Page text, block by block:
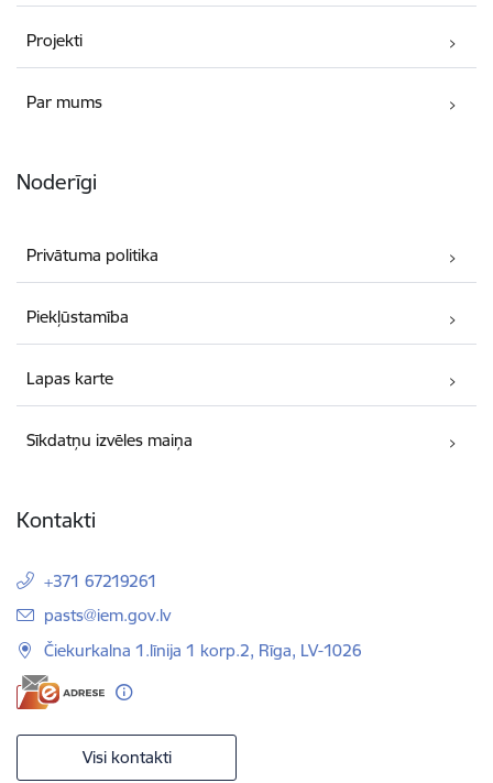
Projekti
Par mums
Noderīgi
Privātuma politika
Piekļūstamība
Lapas karte
Sīkdatņu izvēles maiņa
Kontakti
+371 67219261
E-pasts:
pasts@iem.gov.lv
Čiekurkalna 1.līnija 1 korp.2, Rīga, LV-1026
Visi kontakti